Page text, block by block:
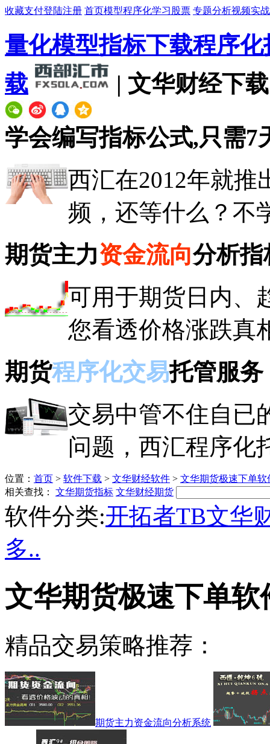
收藏支付登陆注册 首页模型程序化学习 股票 专题分析视频实战
量化模型指标下载程序化
载
| 文华财经下载
学会编写指标公式,只需7
西汇在2012年就推
频，还等什么？不
期货主力资金流向分析指
可用于期货日内、
您看透价格涨跌真
期货程序化交易托管服务
交易中管不住自已
问题，西汇程序化
位置： 首页 > 软件下载 > 文华财经软件 > 文华期货极速下单
相关查找：
文华期货指标 文华财经期货
软件分类:开拓者TB文华
多..
文华期货极速下单
精品交易策略推荐：
期货主力资金流向分析系统